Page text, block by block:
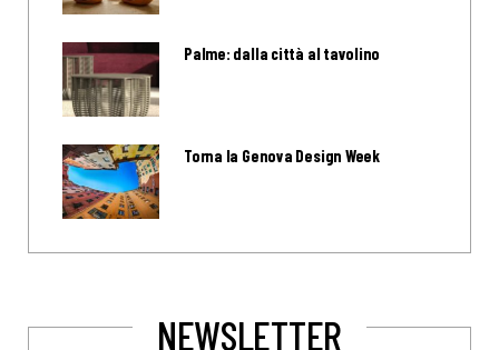
Palme: dalla città al tavolino
Torna la Genova Design Week
NEWSLETTER